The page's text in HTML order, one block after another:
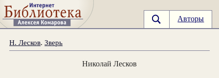
Авторы
Н. Лесков.Зверь
Николай Лесков